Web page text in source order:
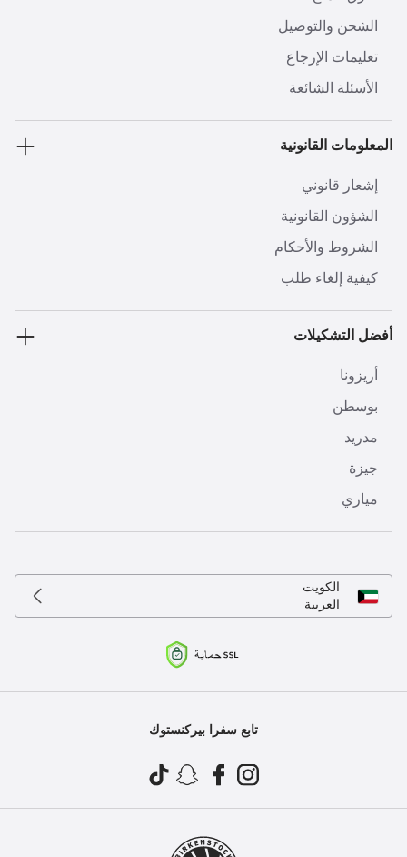
الشحن والتوصيل
تعليمات الإرجاع
الأسئلة الشائعة
المعلومات القانونية
إشعار قانوني
الشؤون القانونية
الشروط والأحكام
كيفية إلغاء طلب
أفضل التشكيلات
أريزونا
بوسطن
مدريد
جيزة
مياري
الكويت
العربية
تابع سفرا بيركنستوك